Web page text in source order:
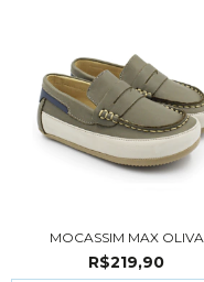
MOCASSIM MAX OLIVA
R$219,90